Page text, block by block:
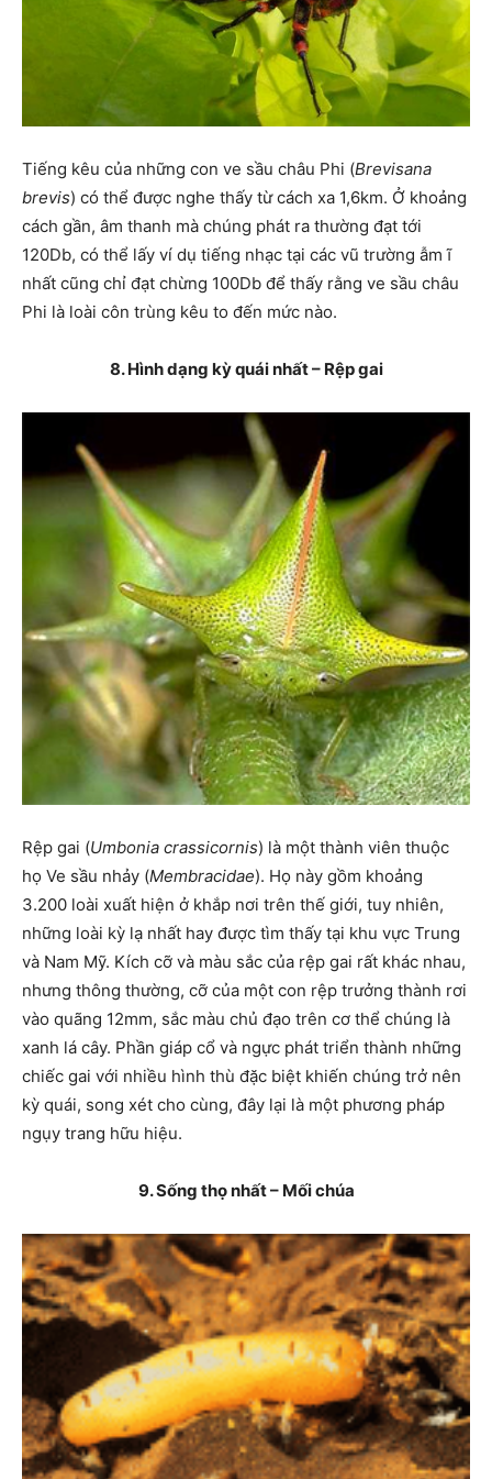
Tiếng kêu của những con ve sầu châu Phi (Brevisana
brevis) có thể được nghe thấy từ cách xa 1,6km. Ở khoảng
cách gần, âm thanh mà chúng phát ra thường đạt tới
120Db, có thể lấy ví dụ tiếng nhạc tại các vũ trường ẫm ĩ
nhất cũng chỉ đạt chừng 100Db để thấy rằng ve sầu châu
Phi là loài côn trùng kêu to đến mức nào.
8. Hình dạng kỳ quái nhất – Rệp gai
Rệp gai (Umbonia crassicornis) là một thành viên thuộc
họ Ve sầu nhảy (Membracidae). Họ này gồm khoảng
3.200 loài xuất hiện ở khắp nơi trên thế giới, tuy nhiên,
những loài kỳ lạ nhất hay được tìm thấy tại khu vực Trung
và Nam Mỹ. Kích cỡ và màu sắc của rệp gai rất khác nhau,
nhưng thông thường, cỡ của một con rệp trưởng thành rơi
vào quãng 12mm, sắc màu chủ đạo trên cơ thể chúng là
xanh lá cây. Phần giáp cổ và ngực phát triển thành những
chiếc gai với nhiều hình thù đặc biệt khiến chúng trở nên
kỳ quái, song xét cho cùng, đây lại là một phương pháp
ngụy trang hữu hiệu.
9. Sống thọ nhất – Mối chúa